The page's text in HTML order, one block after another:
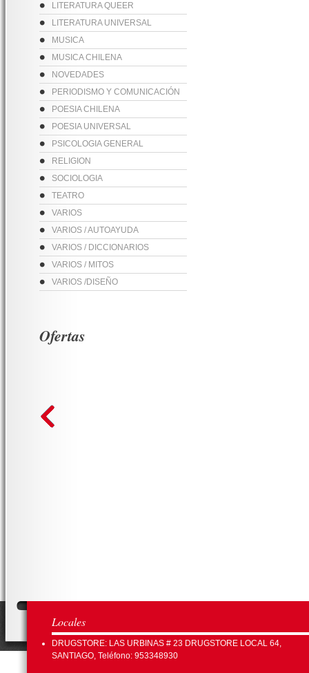
LITERATURA QUEER
LITERATURA UNIVERSAL
MUSICA
MUSICA CHILENA
NOVEDADES
PERIODISMO Y COMUNICACIÓN
POESIA CHILENA
POESIA UNIVERSAL
PSICOLOGIA GENERAL
RELIGION
SOCIOLOGIA
TEATRO
VARIOS
VARIOS / AUTOAYUDA
VARIOS / DICCIONARIOS
VARIOS / MITOS
VARIOS /DISEÑO
Ofertas
Locales
DRUGSTORE: LAS URBINAS # 23 DRUGSTORE LOCAL 64,
SANTIAGO, Teléfono: 953348930